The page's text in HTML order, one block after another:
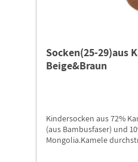
Socken(25-29)aus
Beige&Braun
Kindersocken aus 72%
(aus Bambusfaser) und
Mongolia.Kamele